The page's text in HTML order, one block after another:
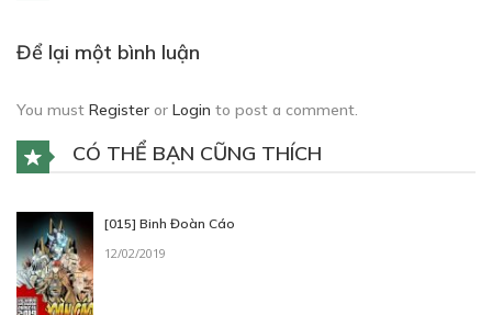
Để lại một bình luận
You must Register or Login to post a comment.
CÓ THỂ BẠN CŨNG THÍCH
[015] Binh Đoàn Cáo
12/02/2019